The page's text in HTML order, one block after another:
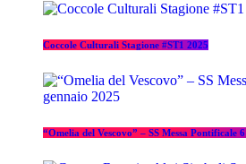
Coccole Culturali Stagione #ST1 2025
“Omelia del Vescovo” – SS Messa Pontificale